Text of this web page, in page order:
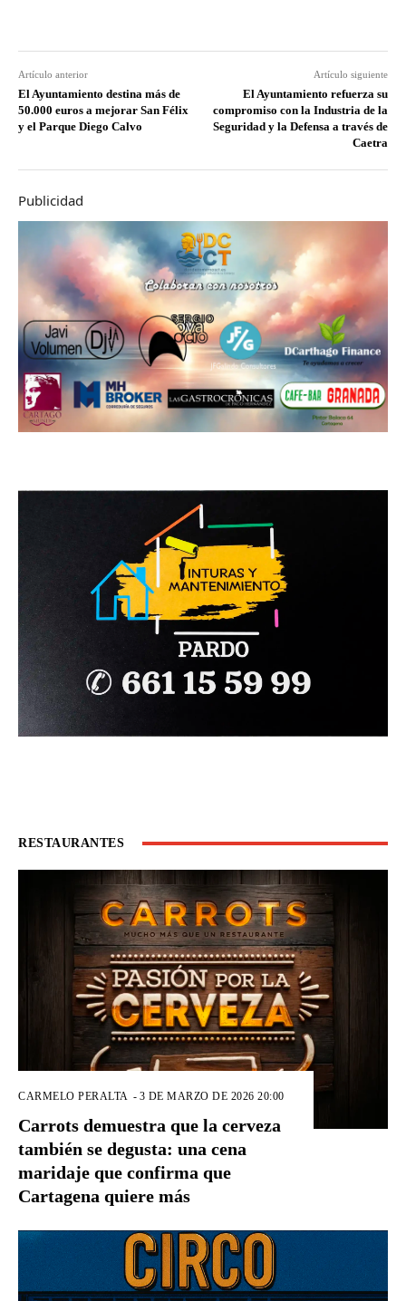
Artículo anterior
El Ayuntamiento destina más de
50.000 euros a mejorar San Félix
y el Parque Diego Calvo
Artículo siguiente
El Ayuntamiento refuerza su
compromiso con la Industria de la
Seguridad y la Defensa a través de
Caetra
Publicidad
RESTAURANTES
CARMELO PERALTA - 3 DE MARZO DE 2026 20:00
Carrots demuestra que la cerveza
también se degusta: una cena
maridaje que confirma que
Cartagena quiere más